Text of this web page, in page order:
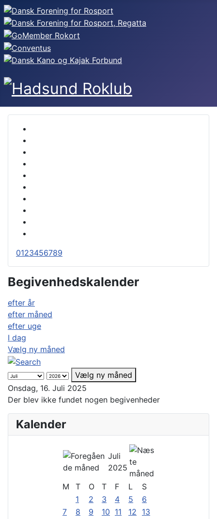
0123456789
Begivenhedskalender
efter år
efter måned
efter uge
I dag
Vælg ny måned
Vælg ny måned
Onsdag, 16. Juli 2025
Der blev ikke fundet nogen begivenheder
Kalender
Juli
2025
M
T O T F L
S
1
2 3 4 5
6
7
8 9 10 11 12
13